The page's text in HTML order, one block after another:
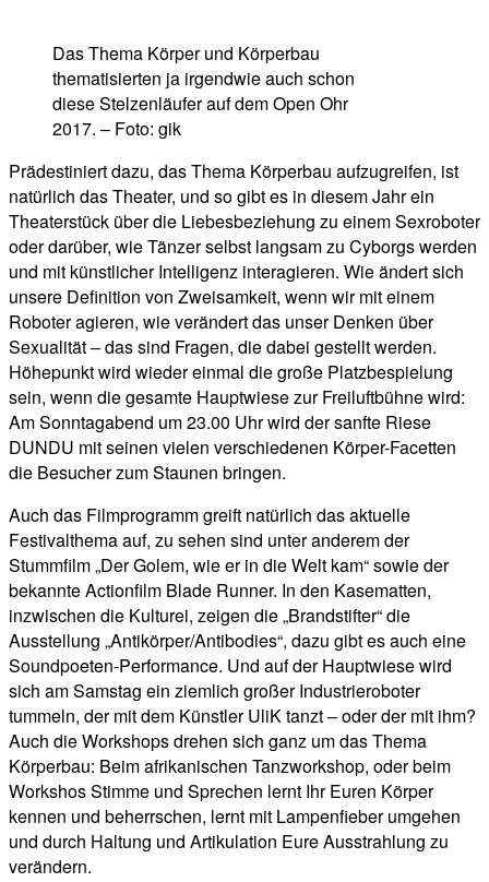
Das Thema Körper und Körperbau
thematisierten ja irgendwie auch schon
diese Stelzenläufer auf dem Open Ohr
2017. – Foto: gik
Prädestiniert dazu, das Thema Körperbau aufzugreifen, ist
natürlich das Theater, und so gibt es in diesem Jahr ein
Theaterstück über die Liebesbeziehung zu einem Sexroboter
oder darüber, wie Tänzer selbst langsam zu Cyborgs werden
und mit künstlicher Intelligenz interagieren. Wie ändert sich
unsere Definition von Zweisamkeit, wenn wir mit einem
Roboter agieren, wie verändert das unser Denken über
Sexualität – das sind Fragen, die dabei gestellt werden.
Höhepunkt wird wieder einmal die große Platzbespielung
sein, wenn die gesamte Hauptwiese zur Freiluftbühne wird:
Am Sonntagabend um 23.00 Uhr wird der sanfte Riese
DUNDU mit seinen vielen verschiedenen Körper-Facetten
die Besucher zum Staunen bringen.
Auch das Filmprogramm greift natürlich das aktuelle
Festivalthema auf, zu sehen sind unter anderem der
Stummfilm „Der Golem, wie er in die Welt kam“ sowie der
bekannte Actionfilm Blade Runner. In den Kasematten,
inzwischen die Kulturei, zeigen die „Brandstifter“ die
Ausstellung „Antikörper/Antibodies“, dazu gibt es auch eine
Soundpoeten-Performance. Und auf der Hauptwiese wird
sich am Samstag ein ziemlich großer Industrieroboter
tummeln, der mit dem Künstler UliK tanzt – oder der mit ihm?
Auch die Workshops drehen sich ganz um das Thema
Körperbau: Beim afrikanischen Tanzworkshop, oder beim
Workshos Stimme und Sprechen lernt Ihr Euren Körper
kennen und beherrschen, lernt mit Lampenfieber umgehen
und durch Haltung und Artikulation Eure Ausstrahlung zu
verändern.